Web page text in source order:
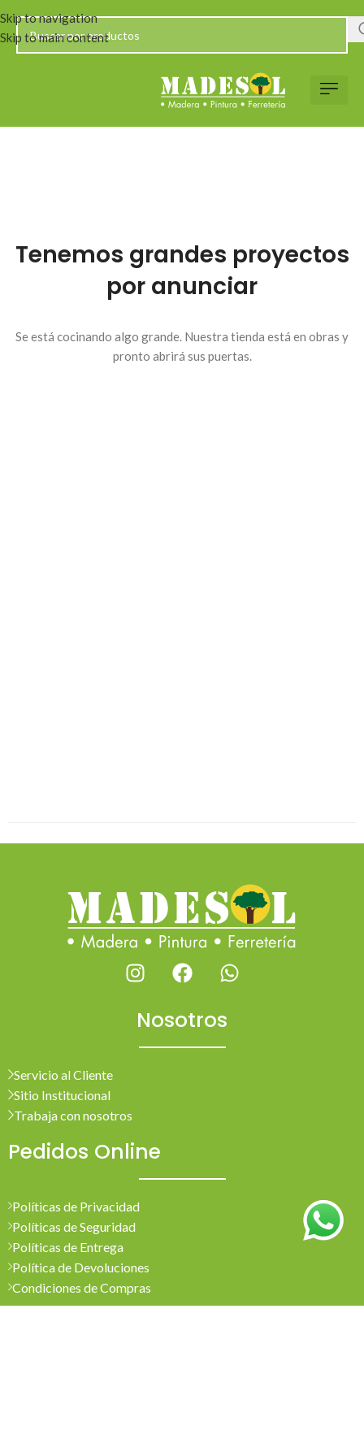
Skip to navigation
Skip to main content
Tenemos grandes proyectos
por anunciar
Se está cocinando algo grande. Nuestra tienda está en obras y
pronto abrirá sus puertas.
Nosotros
Servicio al Cliente
Sitio Institucional
Trabaja con nosotros
Pedidos Online
Políticas de Privacidad
Políticas de Seguridad
Políticas de Entrega
Política de Devoluciones
Condiciones de Compras